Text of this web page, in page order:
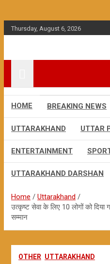
to
content
Thursday, August 6, 2026
HOME BREAKING NEWS
UTTARAKHAND UTTAR
ENTERTAINMENT
UTTARAKHAND DARSHAN
Home
Uttarakhand
उत्कृष्ट सेवा के लिए 10 लोगों को दिया
सम्मान
OTHER UTTARAKHAND